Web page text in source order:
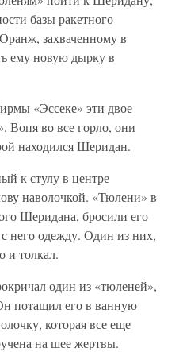
базы ракетного
захваченному в
ему новую дырку в
«Эссеке» эти двое
Вопя во все горло, они
находился Шеридан.
к стулу в центре
наволочкой. «Тюлени» в
Шеридана, бросили его
него одежду. Один из них,
и толкал.
один из «тюленей»,
потащил его в ванную
которая все еще
на шее жертвы.